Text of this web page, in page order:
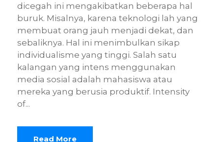
dicegah ini mengakibatkan beberapa hal
buruk. Misalnya, karena teknologi lah yang
membuat orang jauh menjadi dekat, dan
sebaliknya. Hal ini menimbulkan sikap
individualisme yang tinggi. Salah satu
kalangan yang intens menggunakan
media sosial adalah mahasiswa atau
mereka yang berusia produktif. Intensity
of...
Read More